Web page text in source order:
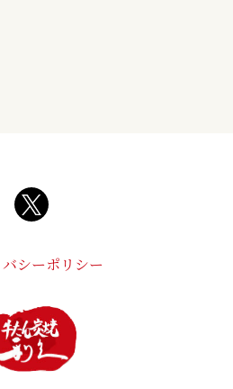
シーポリシー